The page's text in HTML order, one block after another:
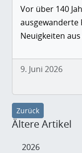
Vor über 140
ausgewanderte
Neuigkeiten
9. Juni 2026
Zurück
Ältere Artikel
2026